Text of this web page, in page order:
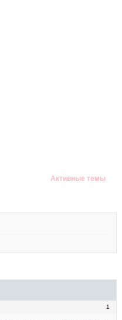
Активные темы
1